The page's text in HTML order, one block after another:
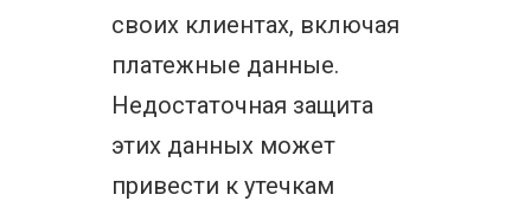
своих клиентах, включая
платежные данные.
Недостаточная защита
этих данных может
привести к утечкам